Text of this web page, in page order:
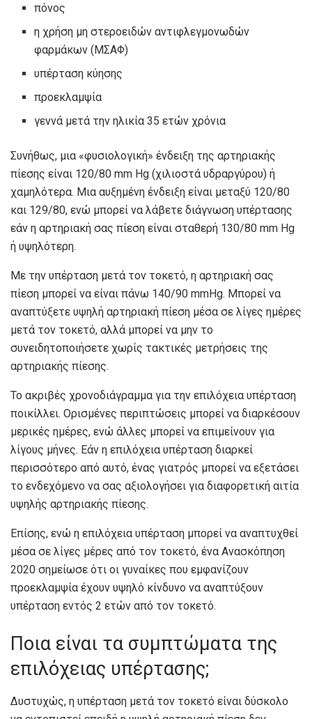
πόνος
η χρήση μη στεροειδών αντιφλεγμονωδών
φαρμάκων (ΜΣΑΦ)
υπέρταση κύησης
προεκλαμψία
γεννά μετά τηνηλικία 35 ετών χρόνια
Συνήθως, μια «φυσιολογική» ένδειξη της αρτηριακής
πίεσης είναι 120/80 mm Hg (χιλιοστά υδραργύρου) ή
χαμηλότερα. Μια αυξημένη ένδειξη είναι μεταξύ 120/80
και 129/80, ενώ μπορεί να λάβετε διάγνωση υπέρτασης
εάν η αρτηριακή σας πίεση είναι σταθερή 130/80 mm Hg
ή υψηλότερη.
Με την υπέρταση μετά τον τοκετό, η αρτηριακή σας
πίεση μπορεί να είναι πάνω 140/90 mmHg. Μπορεί να
αναπτύξετε υψηλή αρτηριακή πίεση μέσα σε λίγες ημέρες
μετά τον τοκετό, αλλά μπορεί να μην το
συνειδητοποιήσετε χωρίς τακτικές μετρήσεις της
αρτηριακής πίεσης.
Το ακριβές χρονοδιάγραμμα για την επιλόχεια υπέρταση
ποικίλλει. Ορισμένες περιπτώσεις μπορεί να διαρκέσουν
μερικές ημέρες, ενώ άλλες μπορεί να επιμείνουν για
λίγους μήνες. Εάν η επιλόχεια υπέρταση διαρκεί
περισσότερο από αυτό, ένας γιατρός μπορεί να εξετάσει
το ενδεχόμενο να σας αξιολογήσει για διαφορετική αιτία
υψηλής αρτηριακής πίεσης.
Επίσης, ενώ η επιλόχεια υπέρταση μπορεί να αναπτυχθεί
μέσα σε λίγες μέρες από τον τοκετό, ένα Ανασκόπηση
2020 σημείωσε ότι οι γυναίκες που εμφανίζουν
προεκλαμψία έχουν υψηλό κίνδυνο να αναπτύξουν
υπέρταση εντός 2 ετών από τον τοκετό.
Ποια είναι τα συμπτώματα της
επιλόχειας υπέρτασης;
Δυστυχώς, η υπέρταση μετά τον τοκετό είναι δύσκολο